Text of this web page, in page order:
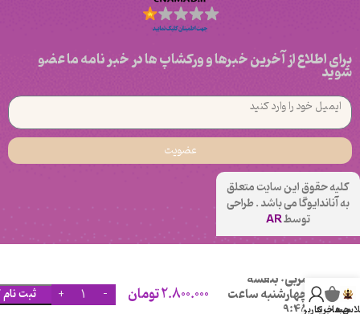
برای اطلاع از آخرین خبرها و ورکشاپ ها در خبر نامه ما عضو
شوید
عضویت
کلیه حقوق این سایت متعلق
به آناندایوگا می باشد . طراحی
توسطAR
مربی: بنفشه
چهارشنبه ساعت 2.800.000تومان ثبت
ها
سبد خرید
حساب کاربری من